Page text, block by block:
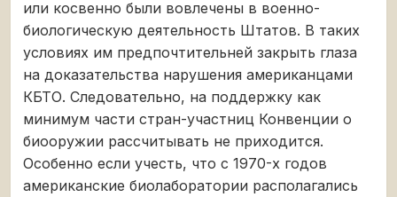
или косвенно были вовлечены в военно-
биологическую деятельность Штатов. В таких
условиях им предпочтительней закрыть глаза
на доказательства нарушения американцами
КБТО. Следовательно, на поддержку как
минимум части стран-участниц Конвенции о
биооружии рассчитывать не приходится.
Особенно если учесть, что с 1970-х годов
американские биолаборатории располагались